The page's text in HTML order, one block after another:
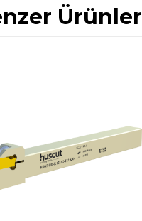
Ürünler